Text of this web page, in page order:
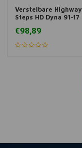
Verstelbare Highway
Steps HD Dyna 91-17
€98,89